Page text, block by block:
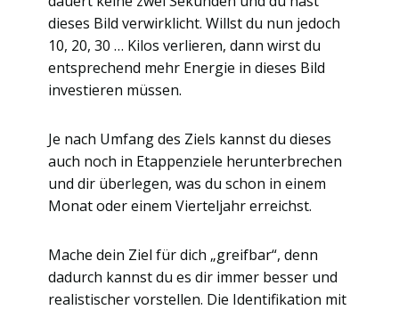
dieses Bild verwirklicht. Willst du nun jedoch
10, 20, 30 … Kilos verlieren, dann wirst du
entsprechend mehr Energie in dieses Bild
investieren müssen.
Je nach Umfang des Ziels kannst du dieses
auch noch in Etappenziele herunterbrechen
und dir überlegen, was du schon in einem
Monat oder einem Vierteljahr erreichst.
Mache dein Ziel für dich „greifbar“, denn
dadurch kannst du es dir immer besser und
realistischer vorstellen. Die Identifikation mit